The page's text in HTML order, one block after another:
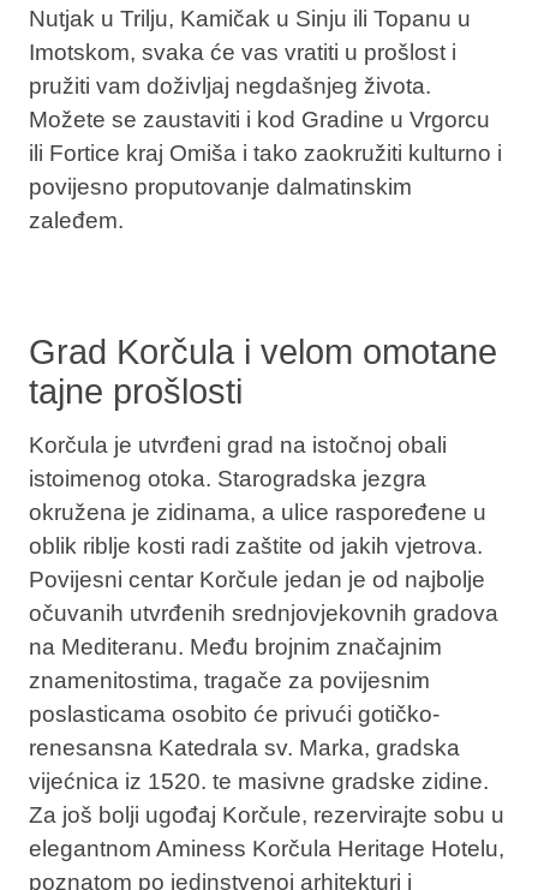
Nutjak u Trilju, Kamičak u Sinju ili Topanu u
Imotskom, svaka će vas vratiti u prošlost i
pružiti vam doživljaj negdašnjeg života.
Možete se zaustaviti i kod Gradine u Vrgorcu
ili Fortice kraj Omiša i tako zaokružiti kulturno i
povijesno proputovanje dalmatinskim
zaleđem.
Grad Korčula i velom omotane
tajne prošlosti
Korčula je utvrđeni grad na istočnoj obali
istoimenog otoka. Starogradska jezgra
okružena je zidinama, a ulice raspoređene u
oblik riblje kosti radi zaštite od jakih vjetrova.
Povijesni centar Korčule jedan je od najbolje
očuvanih utvrđenih srednjovjekovnih gradova
na Mediteranu. Među brojnim značajnim
znamenitostima, tragače za povijesnim
poslasticama osobito će privući gotičko-
renesansna Katedrala sv. Marka, gradska
vijećnica iz 1520. te masivne gradske zidine.
Za još bolji ugođaj Korčule, rezervirajte sobu u
elegantnom Aminess Korčula Heritage Hotelu,
poznatom po jedinstvenoj arhitekturi i